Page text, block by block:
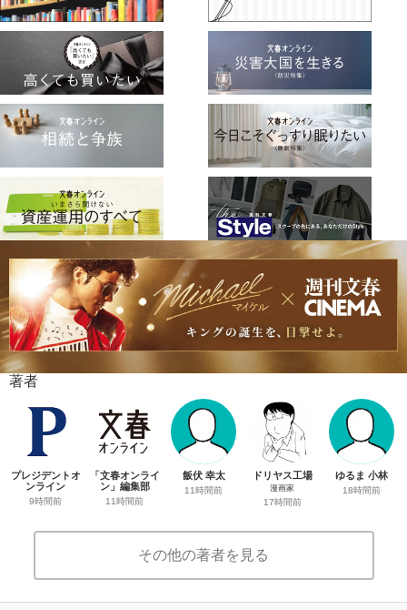
著者
プレジデントオ
ンライン
9時間前
「文春オンライ
ン」編集部
11時間前
飯伏 幸太
11時間前
ドリヤス工場
漫画家
17時間前
ゆるま 小林
18時間前
その他の著者を見る